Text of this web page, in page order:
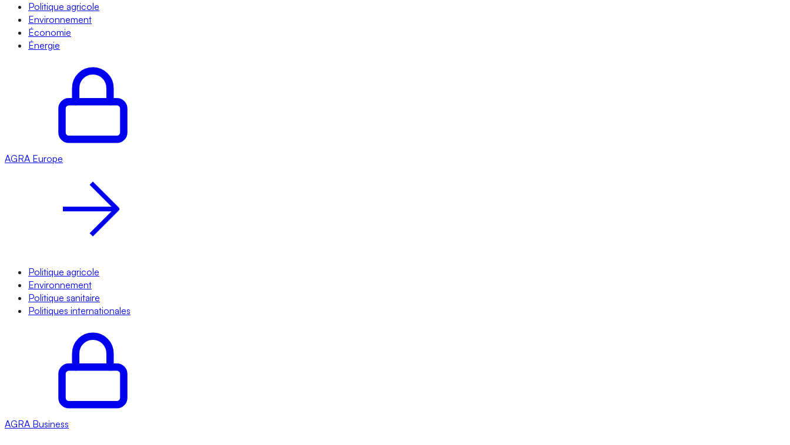
Politique agricole
Environnement
Économie
Énergie
AGRA Europe
Politique agricole
Environnement
Politique sanitaire
Politiques internationales
AGRA Business